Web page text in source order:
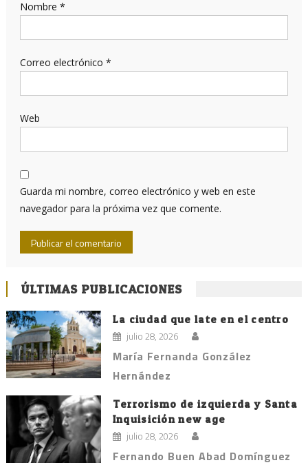
Nombre *
Correo electrónico *
Web
Guarda mi nombre, correo electrónico y web en este
navegador para la próxima vez que comente.
ÚLTIMAS PUBLICACIONES
La ciudad que late en el centro
julio 28, 2026
María Fernanda González
Hernández
Terrorismo de izquierda y Santa
Inquisición new age
julio 28, 2026
Fernando Buen Abad Domínguez